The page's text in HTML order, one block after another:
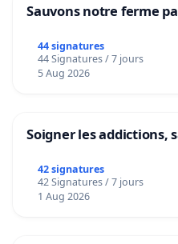
Sauvons notre ferme
44 signatures
44 Signatures / 7 jours
5 Aug 2026
Soigner les addictions,
42 signatures
42 Signatures / 7 jours
1 Aug 2026